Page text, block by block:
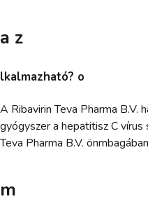
a z
lkalmazható? o
A Ribavirin Teva Pharma B.V.
gyógyszer a hepatitisz C
Teva Pharma B.V.
m